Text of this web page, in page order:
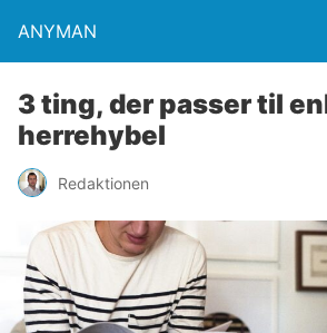
ANYMAN
3 ting, der passer til
herrehybel
Redaktionen